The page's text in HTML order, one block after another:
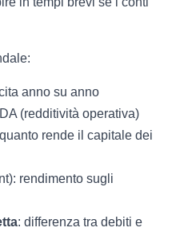
anno su anno
(redditività operativa)
rende il capitale dei
rendimento sugli
: differenza tra debiti e